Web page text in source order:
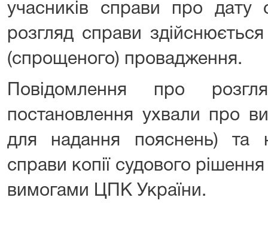
учасників справи про дату
розгляд справи
(спрощеного) провадження.
Повідомлення про
постановлення ухвали про
для надання пояснень) та
справи копії судового
вимогами ЦПК України.